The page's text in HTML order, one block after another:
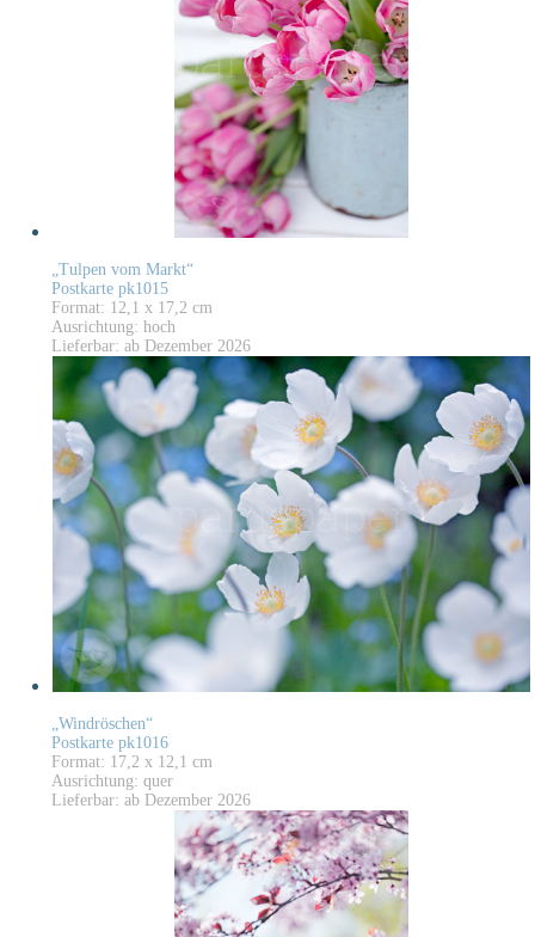
„Tulpen vom Markt“
Postkarte pk1015
Format: 12,1 x 17,2 cm
Ausrichtung: hoch
Lieferbar: ab Dezember 2026
„Windröschen“
Postkarte pk1016
Format: 17,2 x 12,1 cm
Ausrichtung: quer
Lieferbar: ab Dezember 2026